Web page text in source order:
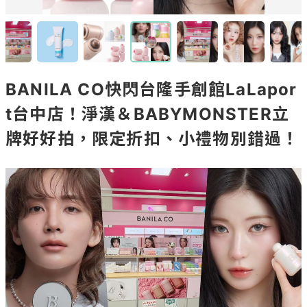
BANILA CO快閃台隆手創館LaLapor
t台中店！淨漢＆BABYMONSTER立
牌好好拍，限定折扣、小禮物別錯過！